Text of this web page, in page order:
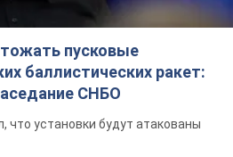
рекордное
и катеров: в
статистику
потери РФ в живой силе и